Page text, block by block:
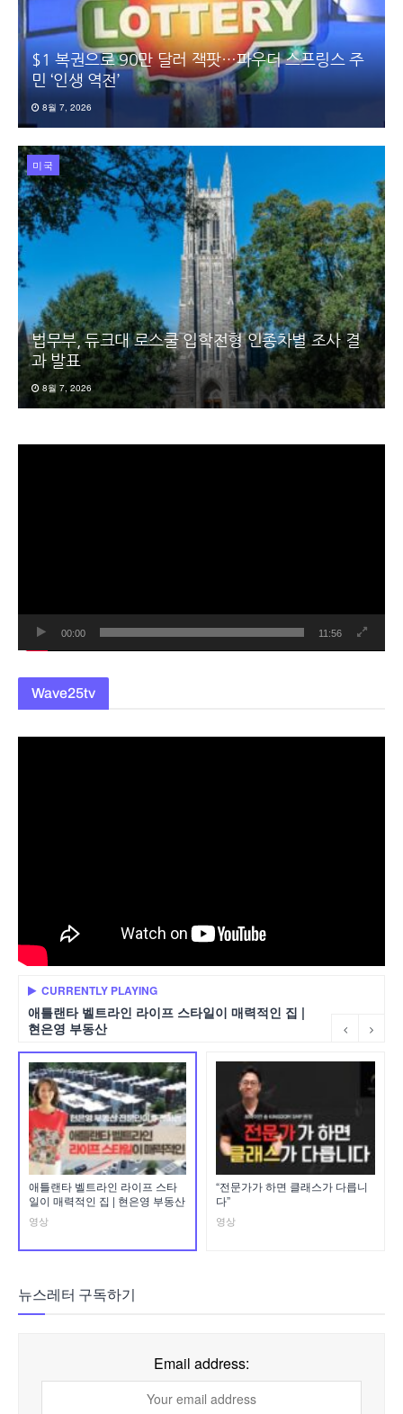
$1 복권으로 90만 달러 잭팟…파우더 스프링스 주
민 ‘인생 역전’
8월 7, 2026
미국
법무부, 듀크대 로스쿨 입학전형 인종차별 조사 결
과 발표
8월 7, 2026
00:00 11:56
Wave25tv
CURRENTLY PLAYING
애틀랜타 벨트라인 라이프 스타일이 매력적인 집 |
현은영 부동산
애틀랜타 벨트라인 라이프 스타
일이 매력적인 집 | 현은영 부동산
영상
“전문가가 하면 클래스가 다릅니
다”
영상
뉴스레터 구독하기
Email address: